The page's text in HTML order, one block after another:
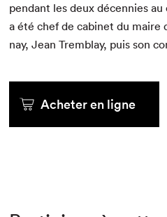
pen­dant les deux décen­nies
a été chef de cab­i­net du maire
nay, Jean Trem­blay, puis son
Acheter en ligne